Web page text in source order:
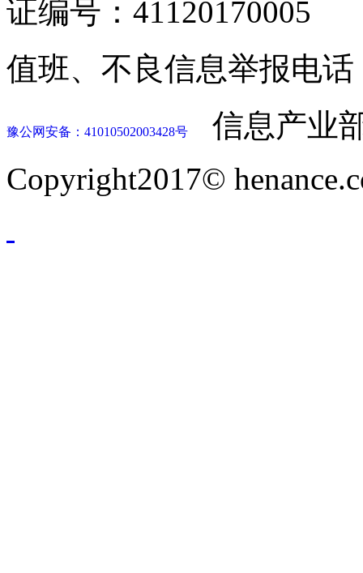
证编号：41120170005
值班、不良信息举报电话
豫公网安备：41010502003428号
信息产业
Copyright2017©